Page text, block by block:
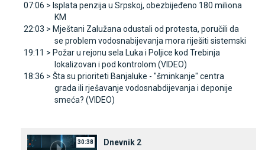
07:06 > Isplata penzija u Srpskoj, obezbijeđeno 180 miliona
KM
22:03 > Mještani Zalužana odustali od protesta, poručili da
se problem vodosnabijevanja mora riješiti sistemski
19:11 > Požar u rejonu sela Luka i Poljice kod Trebinja
lokalizovan i pod kontrolom (VIDEO)
18:36 > Šta su prioriteti Banjaluke - "šminkanje" centra
grada ili rješavanje vodosnabdijevanja i deponije
smeća? (VIDEO)
30:38
Dnevnik 2